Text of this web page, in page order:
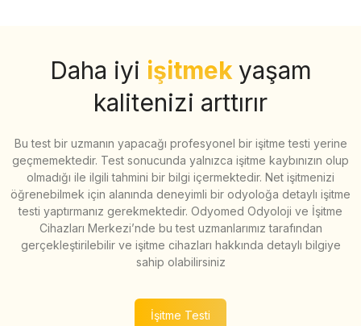
Daha iyi işitmek yaşam
kalitenizi arttırır
Bu test bir uzmanın yapacağı profesyonel bir işitme testi yerine
geçmemektedir. Test sonucunda yalnızca işitme kaybınızın olup
olmadığı ile ilgili tahmini bir bilgi içermektedir. Net işitmenizi
öğrenebilmek için alanında deneyimli bir odyoloğa detaylı işitme
testi yaptırmanız gerekmektedir. Odyomed Odyoloji ve İşitme
Cihazları Merkezi’nde bu test uzmanlarımız tarafından
gerçekleştirilebilir ve işitme cihazları hakkında detaylı bilgiye
sahip olabilirsiniz
İşitme Testi